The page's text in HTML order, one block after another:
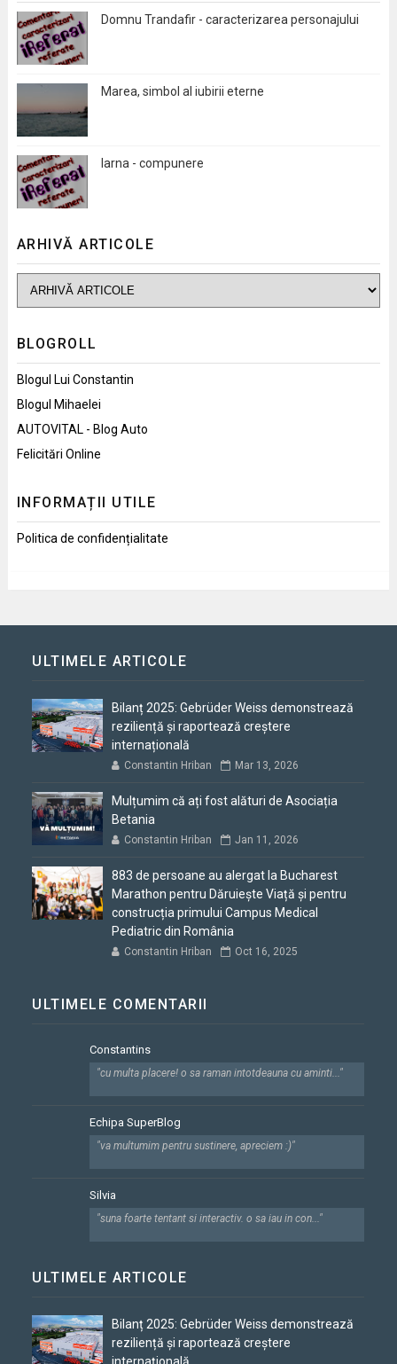
Domnu Trandafir - caracterizarea personajului
Marea, simbol al iubirii eterne
Iarna - compunere
ARHIVĂ ARTICOLE
BLOGROLL
Blogul Lui Constantin
Blogul Mihaelei
AUTOVITAL - Blog Auto
Felicitări Online
INFORMAȚII UTILE
Politica de confidențialitate
ULTIMELE ARTICOLE
Bilanț 2025: Gebrüder Weiss demonstrează
reziliență și raportează creștere
internațională
Constantin Hriban Mar 13, 2026
Mulțumim că ați fost alături de Asociația
Betania
Constantin Hriban Jan 11, 2026
883 de persoane au alergat la Bucharest
Marathon pentru Dăruiește Viață și pentru
construcția primului Campus Medical
Pediatric din România
Constantin Hriban Oct 16, 2025
ULTIMELE COMENTARII
Constantins
"cu multa placere! o sa raman intotdeauna cu aminti..."
Echipa SuperBlog
"va multumim pentru sustinere, apreciem :)"
Silvia
"suna foarte tentant si interactiv. o sa iau in con..."
ULTIMELE ARTICOLE
Bilanț 2025: Gebrüder Weiss demonstrează
reziliență și raportează creștere